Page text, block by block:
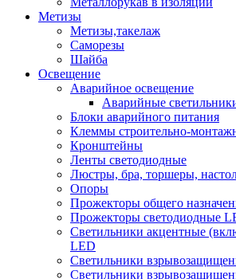
Метизы
Метизы,такелаж
Саморезы
Шайба
Освещение
Аварийное освещение
Аварийные
Блоки аварийного питания
Клеммы строительно-
Кронштейны
Ленты светодиодные
Люстры, бра, торшеры,
Опоры
Прожекторы общего
Прожекторы светодиодные
Светильники акцентные
LED
Светильники
Светильники